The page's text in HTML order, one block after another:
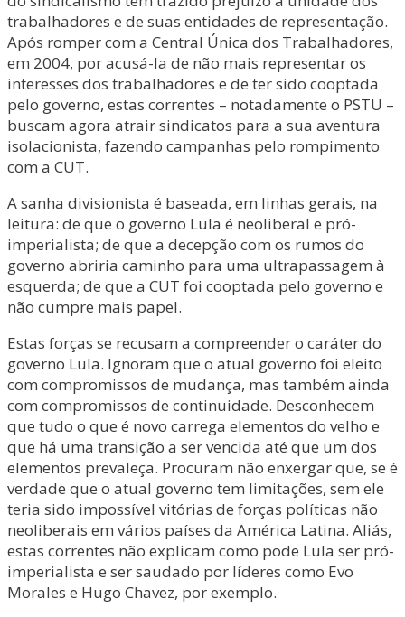
trabalhadores e de suas entidades de representação.
Após romper com a Central Única dos Trabalhadores,
em 2004, por acusá-la de não mais representar os
interesses dos trabalhadores e de ter sido cooptada
pelo governo, estas correntes – notadamente o PSTU –
buscam agora atrair sindicatos para a sua aventura
isolacionista, fazendo campanhas pelo rompimento
com a CUT.
A sanha divisionista é baseada, em linhas gerais, na
leitura: de que o governo Lula é neoliberal e pró-
imperialista; de que a decepção com os rumos do
governo abriria caminho para uma ultrapassagem à
esquerda; de que a CUT foi cooptada pelo governo e
não cumpre mais papel.
Estas forças se recusam a compreender o caráter do
governo Lula. Ignoram que o atual governo foi eleito
com compromissos de mudança, mas também ainda
com compromissos de continuidade. Desconhecem
que tudo o que é novo carrega elementos do velho e
que há uma transição a ser vencida até que um dos
elementos prevaleça. Procuram não enxergar que, se é
verdade que o atual governo tem limitações, sem ele
teria sido impossível vitórias de forças políticas não
neoliberais em vários países da América Latina. Aliás,
estas correntes não explicam como pode Lula ser pró-
imperialista e ser saudado por líderes como Evo
Morales e Hugo Chavez, por exemplo.